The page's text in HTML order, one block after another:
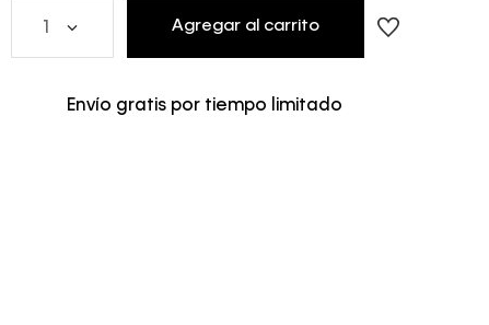
Agregar al carrito
Envío gratis por tiempo limitado